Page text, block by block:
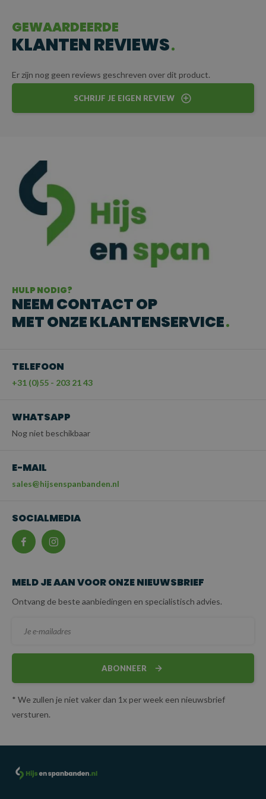
goederen.
CERTIFICERING
Elke sjorketting wordt geleverd met certificaat voor
gegarandeerde kwaliteit en veiligheid.
GEWAARDEERDE
KLANTEN REVIEWS
Er zijn nog geen reviews geschreven over dit product.
SCHRIJF JE EIGEN REVIEW
HULP NODIG?
NEEM CONTACT OP
MET ONZE KLANTENSERVICE
TELEFOON
+31 (0)55 - 203 21 43
WHATSAPP
Nog niet beschikbaar
E-MAIL
sales@hijsenspanbanden.nl
SOCIALMEDIA
MELD JE AAN VOOR ONZE NIEUWSBRIEF
Ontvang de beste aanbiedingen en specialistisch advies.
ABONNEER
* We zullen je niet vaker dan 1x per week een nieuwsbrief
versturen.